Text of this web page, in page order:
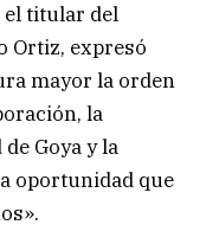
el titular del
Ortiz, expresó
mayor la orden
la
Goya y la
oportunidad que